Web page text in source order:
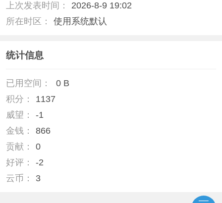
上次发表时间：
2026-8-9 19:02
所在时区：
使用系统默认
统计信息
已用空间：
0 B
积分：
1137
威望：
-1
金钱：
866
贡献：
0
好评：
-2
云币：
3